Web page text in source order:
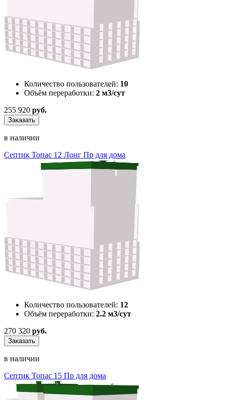
Количество пользователей: 10
Объём переработки: 2 м3/сут
255 920 руб.
Заказать
в наличии
Септик Топас 12 Лонг Пр для дома
Количество пользователей: 12
Объём переработки: 2.2 м3/сут
270 320 руб.
Заказать
в наличии
Септик Топас 15 Пр для дома